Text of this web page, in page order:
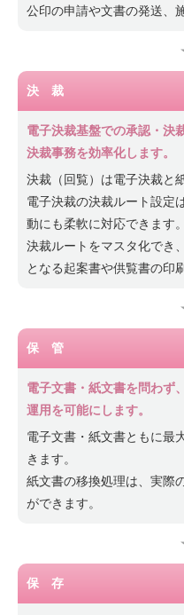
公印の申請や文書の発送、
決 裁
電子決裁基盤での承認・決
決裁事務を効率化します。
決裁（回覧）は電子決裁と
電子決裁の決裁ルート設定
動にも柔軟に対応できます。
決裁ルートをマスタ化でき
となる起案書や供覧書の印
保 管
電子文書・紙文書を問わず
運用を可能にします。
電子文書・紙文書ともに最
きます。
紙文書の移換処理は、実際
ができます。
保 存